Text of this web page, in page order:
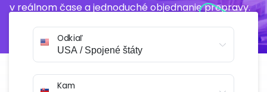
v reálnom čase a jednoduché objednanie prepravy.
Odkiaľ
Kam